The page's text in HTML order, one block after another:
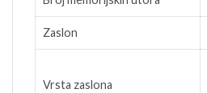
Zaslon
Vrsta zaslona